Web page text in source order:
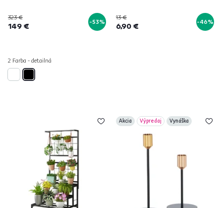
323 €
149 € -53%
2 Farba - detailná
13 €
6,90 € -46%
Akcia Výpredaj Vynáška